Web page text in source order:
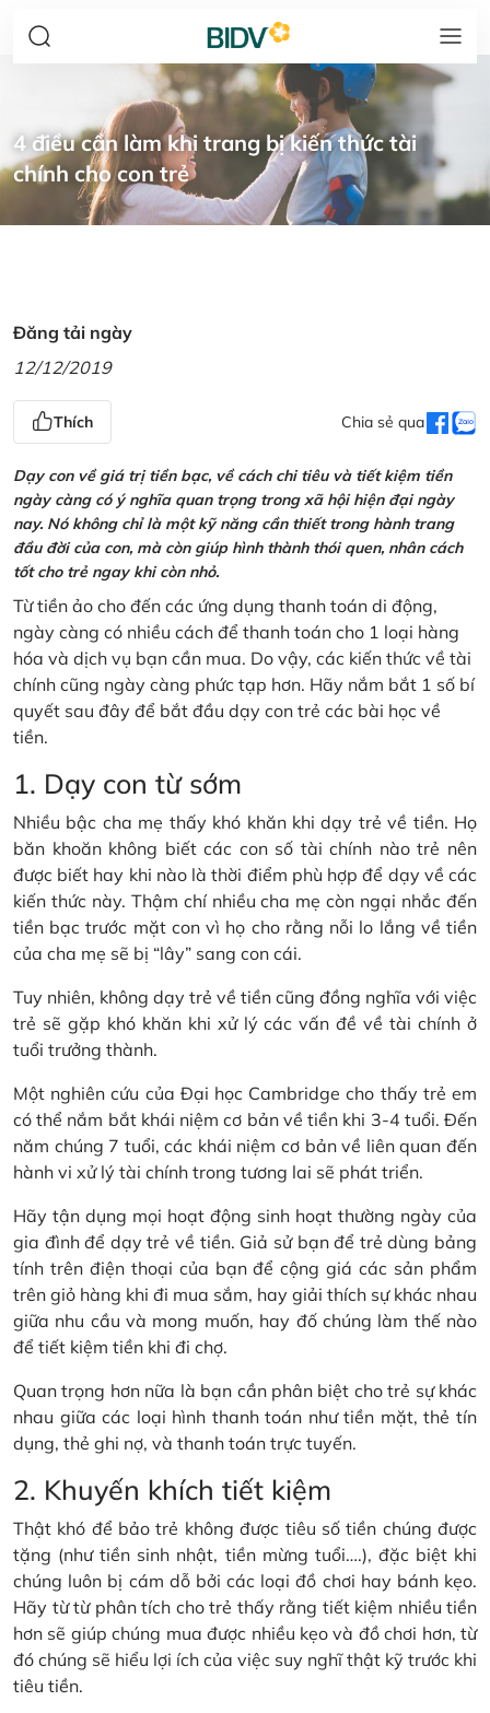
4 điều cần làm khi trang bị kiến thức tài
chính cho con trẻ
Đăng tải ngày
12/12/2019
Thích Chia sẻ qua
Dạy con về giá trị tiền bạc, về cách chi tiêu và tiết kiệm tiền
ngày càng có ý nghĩa quan trọng trong xã hội hiện đại ngày
nay. Nó không chỉ là một kỹ năng cần thiết trong hành trang
đầu đời của con, mà còn giúp hình thành thói quen, nhân cách
tốt cho trẻ ngay khi còn nhỏ.
Từ tiền ảo cho đến các ứng dụng thanh toán di động,
ngày càng có nhiều cách để thanh toán cho 1 loại hàng
hóa và dịch vụ bạn cần mua. Do vậy, các kiến thức về tài
chính cũng ngày càng phức tạp hơn. Hãy nắm bắt 1 số bí
quyết sau đây để bắt đầu dạy con trẻ các bài học về
tiền.
1. Dạy con từ sớm
Nhiều bậc cha mẹ thấy khó khăn khi dạy trẻ về tiền. Họ
băn khoăn không biết các con số tài chính nào trẻ nên
được biết hay khi nào là thời điểm phù hợp để dạy về các
kiến thức này. Thậm chí nhiều cha mẹ còn ngại nhắc đến
tiền bạc trước mặt con vì họ cho rằng nỗi lo lắng về tiền
của cha mẹ sẽ bị “lây” sang con cái.
Tuy nhiên, không dạy trẻ về tiền cũng đồng nghĩa với việc
trẻ sẽ gặp khó khăn khi xử lý các vấn đề về tài chính ở
tuổi trưởng thành.
Một nghiên cứu của Đại học Cambridge cho thấy trẻ em
có thể nắm bắt khái niệm cơ bản về tiền khi 3-4 tuổi. Đến
năm chúng 7 tuổi, các khái niệm cơ bản về liên quan đến
hành vi xử lý tài chính trong tương lai sẽ phát triển.
Hãy tận dụng mọi hoạt động sinh hoạt thường ngày của
gia đình để dạy trẻ về tiền. Giả sử bạn để trẻ dùng bảng
tính trên điện thoại của bạn để cộng giá các sản phẩm
trên giỏ hàng khi đi mua sắm, hay giải thích sự khác nhau
giữa nhu cầu và mong muốn, hay đố chúng làm thế nào
để tiết kiệm tiền khi đi chợ.
Quan trọng hơn nữa là bạn cần phân biệt cho trẻ sự khác
nhau giữa các loại hình thanh toán như tiền mặt, thẻ tín
dụng, thẻ ghi nợ, và thanh toán trực tuyến.
2. Khuyến khích tiết kiệm
Thật khó để bảo trẻ không được tiêu số tiền chúng được
tặng (như tiền sinh nhật, tiền mừng tuổi….), đặc biệt khi
chúng luôn bị cám dỗ bởi các loại đồ chơi hay bánh kẹo.
Hãy từ từ phân tích cho trẻ thấy rằng tiết kiệm nhiều tiền
hơn sẽ giúp chúng mua được nhiều kẹo và đồ chơi hơn, từ
đó chúng sẽ hiểu lợi ích của việc suy nghĩ thật kỹ trước khi
tiêu tiền.